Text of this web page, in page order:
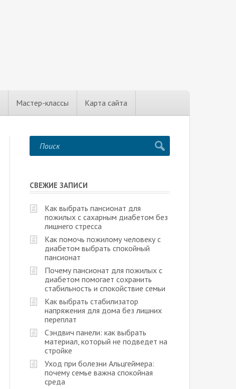
Мастер-классы Карта сайта
СВЕЖИЕ ЗАПИСИ
Как выбрать пансионат для
пожилых с сахарным диабетом без
лишнего стресса
Как помочь пожилому человеку с
диабетом выбрать спокойный
пансионат
Почему пансионат для пожилых с
диабетом помогает сохранить
стабильность и спокойствие семьи
Как выбрать стабилизатор
напряжения для дома без лишних
переплат
Сэндвич панели: как выбрать
материал, который не подведет на
стройке
Уход при болезни Альцгеймера:
почему семье важна спокойная
среда